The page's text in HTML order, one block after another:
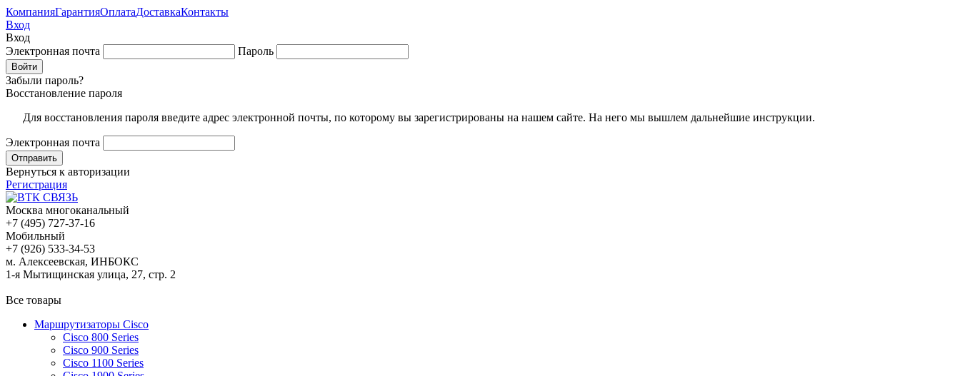
КомпанияГарантияОплатаДоставкаКонтакты
Вход
Вход
Электронная почта
Пароль
Забыли пароль?
Восстановление пароля
Для восстановления пароля введите адрес электронной почты, по которому вы зарегистрированы на нашем сайте. На него мы вышлем дальнейшие инструкции.
Электронная почта
Вернуться к авторизации
Регистрация
Москва многоканальный
+7 (495) 727-37-16
Мобильный
+7 (926) 533-34-53
м. Алексеевская, ИНБОКС
1-я Мытищинская улица, 27, стр. 2
Все товары
Маршрутизаторы Cisco
Cisco 800 Series
Cisco 900 Series
Cisco 1100 Series